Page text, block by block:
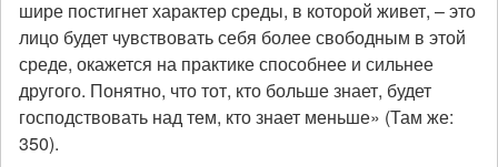
шире постигнет характер среды, в которой живет, – это
лицо будет чувствовать себя более свободным в этой
среде, окажется на практике способнее и сильнее
другого. Понятно, что тот, кто больше знает, будет
господствовать над тем, кто знает меньше» (Там же:
350).